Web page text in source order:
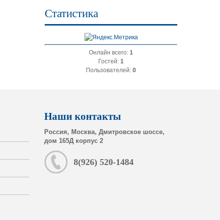
Статистика
Онлайн всего: 1
Гостей: 1
Пользователей: 0
Наши контакты
Россия, Москва, Дмитровское шоссе,
дом 165Д корпус 2
8(926) 520-1484